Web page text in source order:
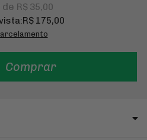
de R$ 35,00
R$ 175,00
Comprar